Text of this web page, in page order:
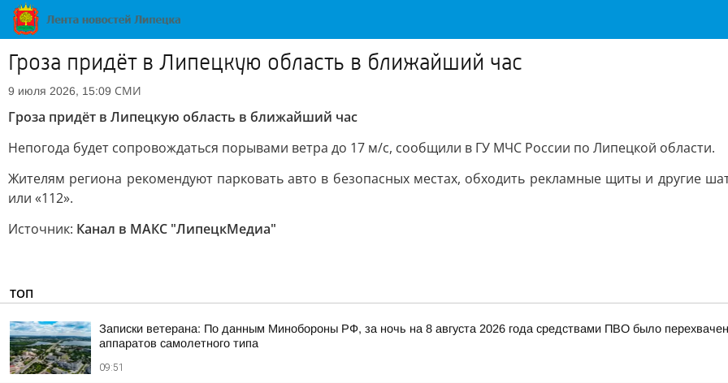
Гроза придёт в Липецкую область в ближайший час
9 июля 2026, 15:09 СМИ
Гроза придёт в Липецкую область в ближайший час
Непогода будет сопровождаться порывами ветра до 17 м/с, сообщили в ГУ МЧС России по Липецкой области.
Жителям региона рекомендуют парковать авто в безопасных местах, обходить рекламные щиты и другие
или «112».
Источник: Канал в МАКС "ЛипецкМедиа"
ТОП
Записки ветерана: По данным Минобороны РФ, за ночь на 8 августа 2026 года средствами ПВО было
аппаратов самолетного типа
09:51